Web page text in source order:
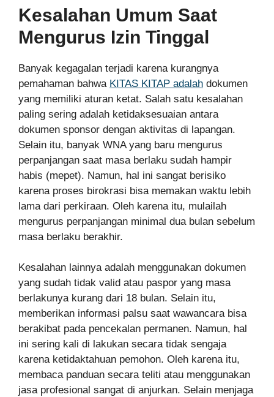
Kesalahan Umum Saat
Mengurus Izin Tinggal
Banyak kegagalan terjadi karena kurangnya
pemahaman bahwa KITAS KITAP adalah dokumen
yang memiliki aturan ketat. Salah satu kesalahan
paling sering adalah ketidaksesuaian antara
dokumen sponsor dengan aktivitas di lapangan.
Selain itu, banyak WNA yang baru mengurus
perpanjangan saat masa berlaku sudah hampir
habis (mepet). Namun, hal ini sangat berisiko
karena proses birokrasi bisa memakan waktu lebih
lama dari perkiraan. Oleh karena itu, mulailah
mengurus perpanjangan minimal dua bulan sebelum
masa berlaku berakhir.
Kesalahan lainnya adalah menggunakan dokumen
yang sudah tidak valid atau paspor yang masa
berlakunya kurang dari 18 bulan. Selain itu,
memberikan informasi palsu saat wawancara bisa
berakibat pada pencekalan permanen. Namun, hal
ini sering kali di lakukan secara tidak sengaja
karena ketidaktahuan pemohon. Oleh karena itu,
membaca panduan secara teliti atau menggunakan
jasa profesional sangat di anjurkan. Selain menjaga